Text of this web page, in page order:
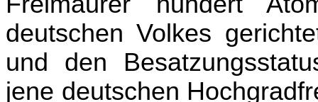
deutschen Volkes
und den
jene deutschen